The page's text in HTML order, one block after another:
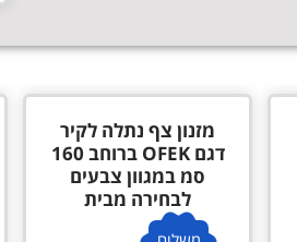
מזנון צף נתלה לקיר
דגם OFEK ברוחב 160
סמ במגוון צבעים
לבחירה מבית